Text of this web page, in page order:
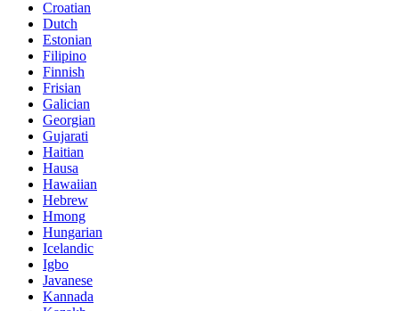
Croatian
Dutch
Estonian
Filipino
Finnish
Frisian
Galician
Georgian
Gujarati
Haitian
Hausa
Hawaiian
Hebrew
Hmong
Hungarian
Icelandic
Igbo
Javanese
Kannada